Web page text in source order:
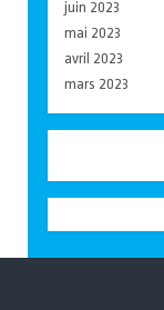
juin 2023
mai 2023
avril 2023
mars 2023